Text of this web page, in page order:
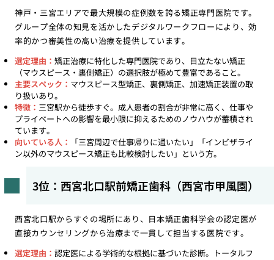
神戸・三宮エリアで最大規模の症例数を誇る矯正専門医院です。
グループ全体の知見を活かしたデジタルワークフローにより、効
率的かつ審美性の高い治療を提供しています。
選定理由： 矯正治療に特化した専門医院であり、目立たない矯正
（マウスピース・裏側矯正）の選択肢が極めて豊富であること。
主要スペック： マウスピース型矯正、裏側矯正、加速矯正装置の取
り扱いあり。
特徴： 三宮駅から徒歩すぐ。成人患者の割合が非常に高く、仕事や
プライベートへの影響を最小限に抑えるためのノウハウが蓄積され
ています。
向いている人：
「三宮周辺で仕事帰りに通いたい」「インビザライ
ン以外のマウスピース矯正も比較検討したい」という方。
3位：西宮北口駅前矯正歯科（西宮市甲風園）
西宮北口駅からすぐの場所にあり、日本矯正歯科学会の認定医が
直接カウンセリングから治療まで一貫して担当する医院です。
選定理由： 認定医による学術的な根拠に基づいた診断。トータルフ